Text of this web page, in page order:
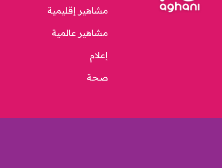
مشاهير إقليمية
مشاهير عالمية
إعلام
صحة